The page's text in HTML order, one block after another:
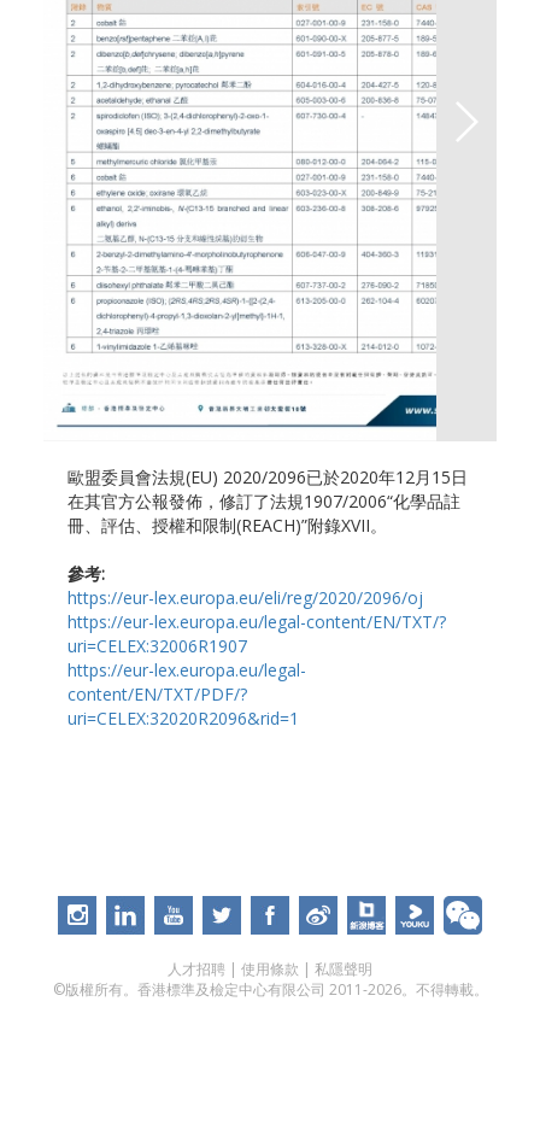
歐盟委員會法規(EU) 2020/2096已於2020年12月15日
在其官方公報發佈，修訂了法規1907/2006“化學品註
冊、評估、授權和限制(REACH)”附錄XVII。
參考:
https://eur-lex.europa.eu/eli/reg/2020/2096/oj
https://eur-lex.europa.eu/legal-content/EN/TXT/?
uri=CELEX:32006R1907
https://eur-lex.europa.eu/legal-
content/EN/TXT/PDF/?
uri=CELEX:32020R2096&rid=1
人才招聘 | 使用條款 | 私隱聲明
©版權所有。香港標準及檢定中心有限公司 2011-2026。不得轉載。